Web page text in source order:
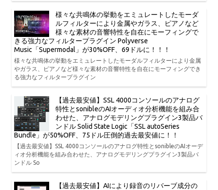
様々な共鳴体の挙動をエミュレートしたモーダ
ルフィルターにより金属やガラス、ピアノなど
様々な素材の音響特性を自在にモーフィングで
きる強力なフィルタープラグイン Polyverse
Music「Supermodal」が30%OFF、69ドルに！！！
様々な共鳴体の挙動をエミュレートしたモーダルフィルターにより金属
やガラス、ピアノなど様々な素材の音響特性を自在にモーフィングでき
る強力なフィルタープラグイン
【過去最安値】SSL 4000コンソールのアナログ
特性とsonibleのAIオーディオ分析機能を組み合
わせた、アナログモデリングプラグイン3製品バ
ンドル Solid State Logic「SSL autoSeries
Bundle」が50%OFF、75ドル圧倒的過去最安値に！！
【過去最安値】SSL 4000コンソールのアナログ特性とsonibleのAIオーデ
ィオ分析機能を組み合わせた、アナログモデリングプラグイン3製品バ
ンドル So
【過去最安値】AIにより録音のリバーブ成分の